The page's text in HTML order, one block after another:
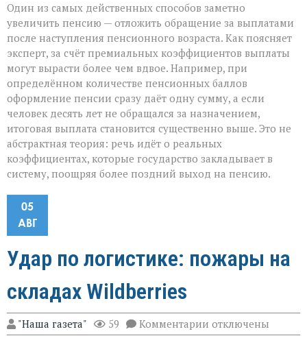
Один из самых действенных способов заметно
увеличить пенсию — отложить обращение за выплатами
после наступления пенсионного возраста. Как поясняет
эксперт, за счёт премиальных коэффициентов выплаты
могут вырасти более чем вдвое. Например, при
определённом количестве пенсионных баллов
оформление пенсии сразу даёт одну сумму, а если
человек десять лет не обращался за назначением,
итоговая выплата становится существенно выше. Это не
абстрактная теория: речь идёт о реальных
коэффициентах, которые государство закладывает в
систему, поощряя более поздний выход на пенсию.
05
АВГ
Удар по логистике: пожары на
складах Wildberries
"Наша газета" 59 Комментарии к
записи
отключены